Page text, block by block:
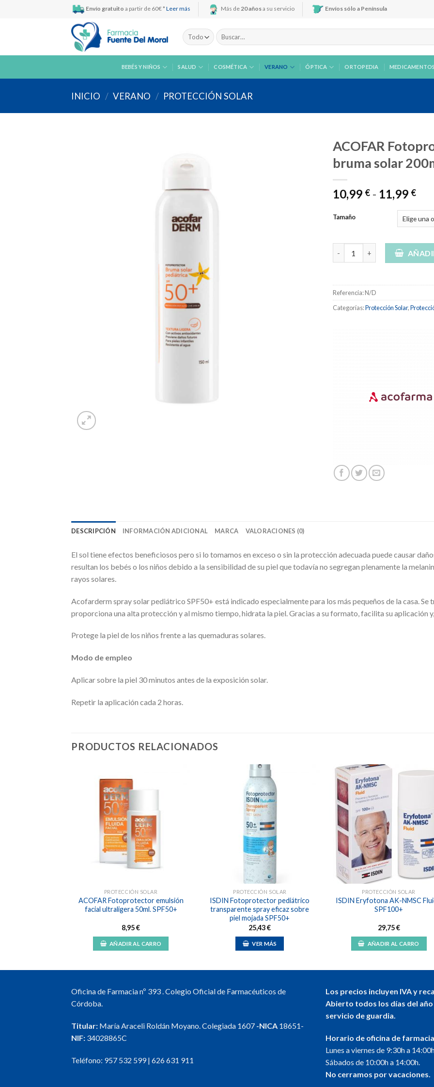
Envío gratuito a partir de 60€ * Leer más Más de20 añosa su servicio Envíos sólo a Península
Buscar
por:
BEBÉS Y NIÑOS SALUD COSMÉTICA VERANO ÓPTICA ORTOPEDIA MEDICAMENTOS
INICIO / VERANO / PROTECCIÓN SOLAR
ACOFAR
bruma solar
10,99 € - 11,99 €
Tamaño
ACOFAR Fotoprotector
Referencia:N/D
Categorías:Protección Solar,
DESCRIPCIÓN INFORMACIÓN ADICIONAL MARCA VALORACIONES (0)
El sol tiene efectos beneficiosos pero si lo tomamos en exceso o sin la protección adecuada puede causar
resultan los bebés o los niños debido a la sensibilidad de su piel que todavía no segregan plenamente la
rayos solares.
Acofarderm spray solar pediátrico SPF50+ está indicado especialmente para los más pequeños de la casa.
proporciona una alta protección y al mismo tiempo, hidrata la piel. Gracias a su formato, facilita su aplicación y,
Protege la piel de los niños frente a las quemaduras solares.
Modo de empleo
Aplicar sobre la piel 30 minutos antes de la exposición solar.
Repetir la aplicación cada 2 horas.
PRODUCTOS RELACIONADOS
PROTECCIÓN SOLAR
ACOFAR Fotoprotector emulsión
facial ultraligera 50ml. SPF50+
8,95€
AÑADIR AL CARRO
PROTECCIÓN SOLAR
ISDIN Fotoprotector pediátrico
transparente spray eficaz sobre
piel mojada SPF50+
25,43€
VER MÁS
a la
lista
PROTECCIÓN SOLAR
ISDIN Eryfotona AK-NMSC
SPF100+
29,75€
AÑADIR AL CARRO
Oficina de Farmacia nº 393 . Colegio Oficial de Farmacéuticos de
Córdoba.
Titular: María Araceli Roldán Moyano. Colegiada 1607 -NICA 18651-
NIF: 34028865C
Teléfono: 957 532 599| 626 631 911
Los precios incluyen IVA y
Abierto todos los días del
servicio de guardia.
Horario de oficina de
Lunes a viernes de 9:30h a
Sábados de 10:00h a 14:00h.
No cerramos por vacaciones.